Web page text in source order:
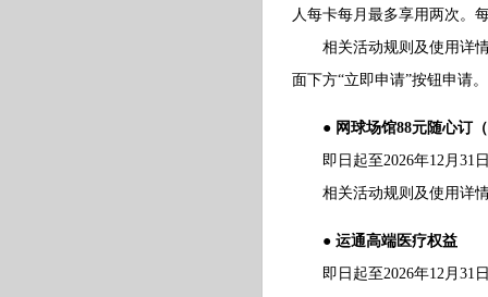
人每卡每月最多享用两次。
相关活动规则及使用详情
面下方“立即申请”按钮申请。
● 网球场馆88元随心订（
即日起至2026年12月31日
相关活动规则及使用详情
● 运通高端医疗权益
即日起至2026年12月31日